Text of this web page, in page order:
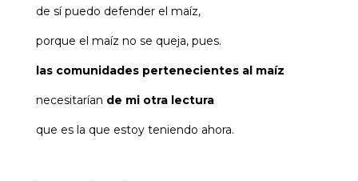
de sí puedo defender el maíz,
porque el maíz no se queja, pues.
las comunidades pertenecientes al maíz
necesitarían de mi otra lectura
que es la que estoy teniendo ahora.